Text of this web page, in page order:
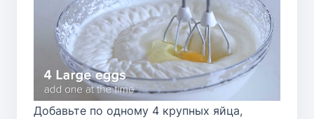
Добавьте по одному 4 крупных яйца,